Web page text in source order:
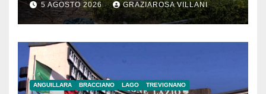
5 AGOSTO 2026 GRAZIAROSA VILLANI
ANGUILLARA BRACCIANO LAGO TREVIGNANO